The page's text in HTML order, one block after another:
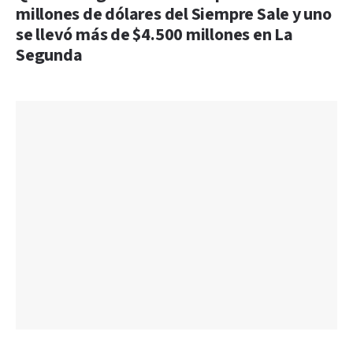
millones de dólares del Siempre Sale y uno
se llevó más de $4.500 millones en La
Segunda